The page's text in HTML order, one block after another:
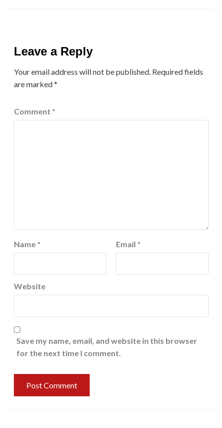
Leave a Reply
Your email address will not be published. Required fields
are marked*
Comment *
Name * Email *
Website
Save my name, email, and website in this browser
for the next time I comment.